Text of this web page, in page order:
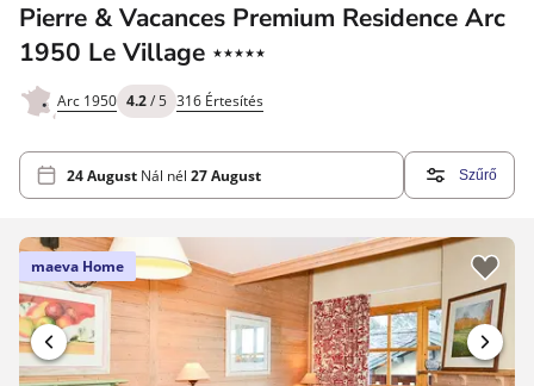
Pierre & Vacances Premium Residence Arc
1950 Le Village 5
★★★★★
Arc 1950 4.2/ 5 316 Értesítés
24 August Nál nél 27 August Szűrő
maeva Home